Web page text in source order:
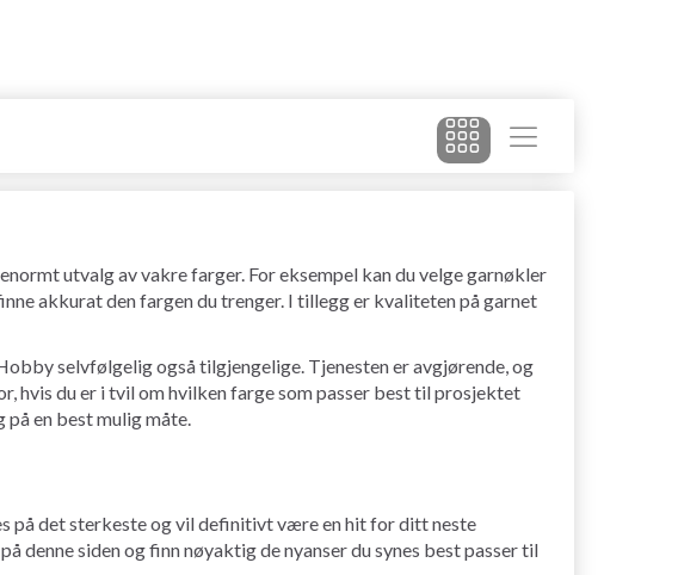
utvalg av vakre farger. For eksempel kan du velge garnøkler
akkurat den fargen du trenger. I tillegg er kvaliteten på garnet
selvfølgelig også tilgjengelige. Tjenesten er avgjørende, og
hvis du er i tvil om hvilken farge som passer best til prosjektet
en best mulig måte.
på det sterkeste og vil definitivt være en hit for ditt neste
denne siden og finn nøyaktig de nyanser du synes best passer til